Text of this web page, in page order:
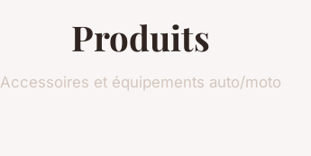
Produits
Accessoires et équipements auto/moto